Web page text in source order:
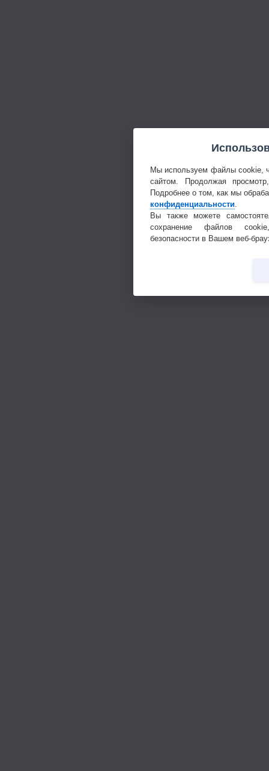
Мы используем файлы cookie,
сайтом. Продолжая
Подробнее о том, как мы
конфиденциальности
Вы также можете
сохранение файлов
безопасности в Вашем веб-